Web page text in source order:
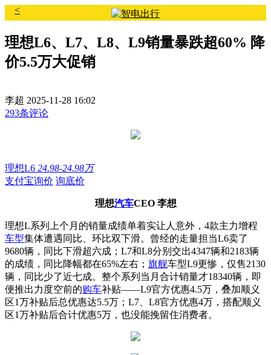
<
理想L6、L7、L8、L9销量暴跌超60% 降
价5.5万大促销
李超 2025-11-28 16:02
293条评论
理想L6 24.98-24.98万
支付宝询价 询底价
理想汽车CEO 李想
理想L系列上个月的销量成绩单着实让人意外，4款主力增程
车型集体遭遇同比、环比双下滑。曾经的走量担当L6卖了
9680辆，同比下滑超六成；L7和L8分别交出4347辆和2183辆
的成绩，同比降幅都在65%左右； 旗舰车型L9更惨，仅售2130
辆，同比少了近七成。整个系列当月合计销量才18340辆，即
便推出力度空前的购车补贴——L9官方优惠4.5万，叠加顺义
区1万补贴后总优惠达5.5万；L7、L8官方优惠4万，搭配顺义
区1万补贴后合计优惠5万，也没能挽留住消费者。